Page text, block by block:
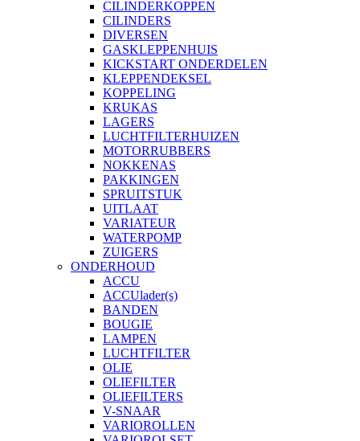
CILINDERKOPPEN
CILINDERS
DIVERSEN
GASKLEPPENHUIS
KICKSTART ONDERDELEN
KLEPPENDEKSEL
KOPPELING
KRUKAS
LAGERS
LUCHTFILTERHUIZEN
MOTORRUBBERS
NOKKENAS
PAKKINGEN
SPRUITSTUK
UITLAAT
VARIATEUR
WATERPOMP
ZUIGERS
ONDERHOUD
ACCU
ACCUlader(s)
BANDEN
BOUGIE
LAMPEN
LUCHTFILTER
OLIE
OLIEFILTER
OLIEFILTERS
V-SNAAR
VARIOROLLEN